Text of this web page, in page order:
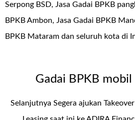
Serpong BSD, Jasa Gadai BPKB
BPKB Ambon, Jasa Gadai BPKB
BPKB Mataram dan seluruh kota di
Gadai BPKB
Selanjutnya Segera ajukan